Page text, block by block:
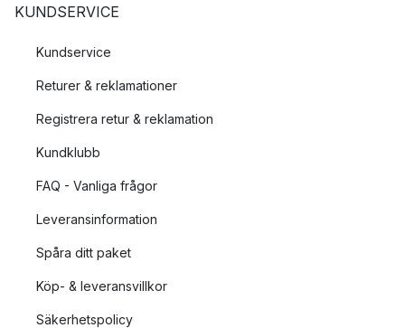
KUNDSERVICE
Kundservice
Returer & reklamationer
Registrera retur & reklamation
Kundklubb
FAQ - Vanliga frågor
Leveransinformation
Spåra ditt paket
Köp- & leveransvillkor
Säkerhetspolicy